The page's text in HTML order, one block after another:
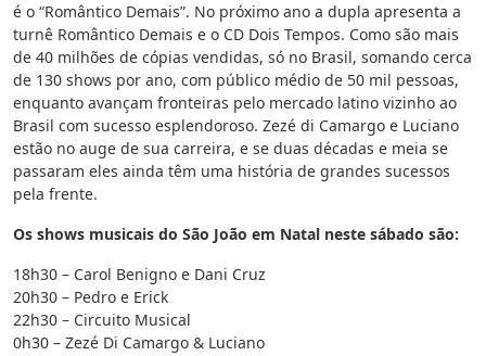
é o “Romântico Demais”. No próximo ano a dupla apresenta a
turnê Romântico Demais e o CD Dois Tempos. Como são mais
de 40 milhões de cópias vendidas, só no Brasil, somando cerca
de 130 shows por ano, com público médio de 50 mil pessoas,
enquanto avançam fronteiras pelo mercado latino vizinho ao
Brasil com sucesso esplendoroso. Zezé di Camargo e Luciano
estão no auge de sua carreira, e se duas décadas e meia se
passaram eles ainda têm uma história de grandes sucessos
pela frente.
Os shows musicais do São João em Natal neste sábado são:
18h30 – Carol Benigno e Dani Cruz
20h30 – Pedro e Erick
22h30 – Circuito Musical
0h30 – Zezé Di Camargo & Luciano